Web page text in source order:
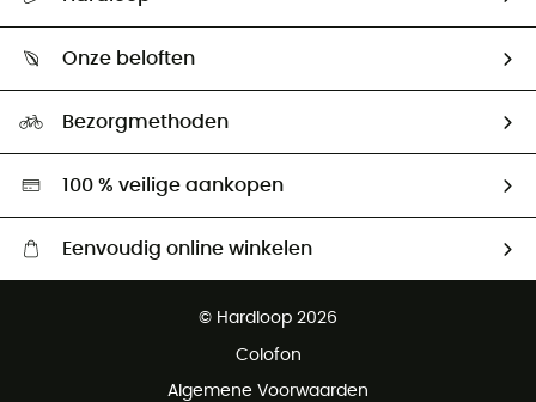
Retourzendingen & Terugbetalingen
Ambassadeurs
Onze beloften
Hardgreen
Bezorgmethoden
100 % veilige aankopen
Eenvoudig online winkelen
Gratis retourneren binnen 100 dagen
© Hardloop 2026
Colofon
Algemene Voorwaarden